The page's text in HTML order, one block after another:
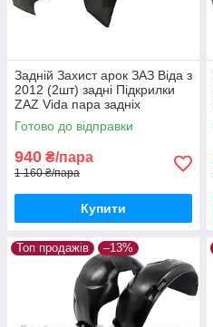
Задній Захист арок ЗАЗ Віда з
2012 (2шт) задні Підкрилки
ZAZ Vida пара задніх
Готово до відправки
940 ₴/пара
1 160 ₴/пара
Купити
Топ продажів –13%